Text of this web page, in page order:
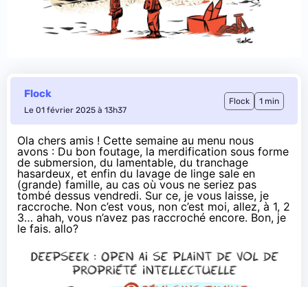
Flock
Le 01 février 2025 à 13h37
Flock 1 min
Ola chers amis ! Cette semaine au menu nous
avons : Du bon foutage, la merdification sous forme
de submersion, du lamentable, du tranchage
hasardeux, et enfin du lavage de linge sale en
(grande) famille, au cas où vous ne seriez pas
tombé dessus vendredi. Sur ce, je vous laisse, je
raccroche. Non c’est vous, non c’est moi, allez, à 1, 2
3… ahah, vous n’avez pas raccroché encore. Bon, je
le fais. allo?